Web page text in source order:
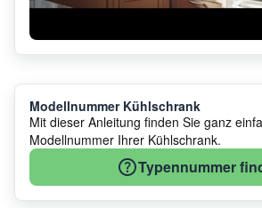
Modellnummer Kühlschrank
Mit dieser Anleitung finden Sie ganz
Modellnummer Ihrer Kühlschrank.
Typennummer